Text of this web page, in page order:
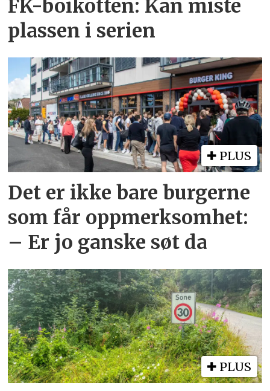
FK-boikotten: Kan miste
plassen i serien
PLUS
Det er ikke bare burgerne
som får oppmerksomhet:
– Er jo ganske søt da
PLUS